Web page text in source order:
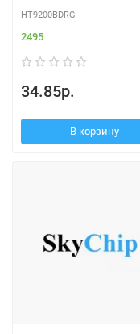
HT9200BDRG
2495
34.85р.
В корзину